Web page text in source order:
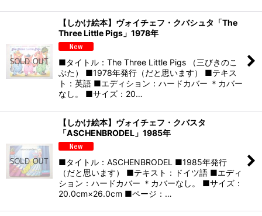
【しかけ絵本】ヴォイチェフ・クバシュタ「The
Three Little Pigs」1978年
■タイトル：The Three Little Pigs （三びきのこ
ぶた） ■1978年発行（だと思います） ■テキス
ト：英語 ■エディション：ハードカバー ＊カバー
なし。 ■サイズ：20…
【しかけ絵本】ヴォイチェフ・クバスタ
「ASCHENBRODEL」1985年
■タイトル：ASCHENBRODEL ■1985年発行
（だと思います） ■テキスト：ドイツ語 ■エディ
ション：ハードカバー ＊カバーなし。 ■サイズ：
20.0cm×26.0cm ■ページ：…